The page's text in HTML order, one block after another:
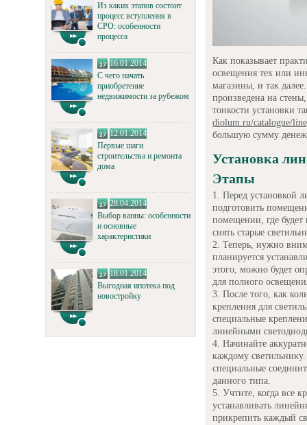
Из каких этапов состоит
процесс вступления в
СРО: особенности
процесса
16.01.2014
С чего начать
приобретение
недвижимости за рубежом
12.01.2014
Первые шаги
строительства и ремонта
дома
28.04.2014
Выбор ванны: особенности
и основные
характеристики
18.01.2014
Выгодная ипотека под
новостройку
Как показывает
освещения тех или
магазины, и так
произведена на
тонкости установки
diolum.ru/catalogue/
большую сумму
Установка
Этапы
Перед установкой
подготовить
помещении, где будет
снять старые
Теперь, нужно
планируется
этого, можно будет
для полного
После того, как
крепления для
специальные
линейными
Начинайте
каждому светильнику.
специальные
данного типа.
Учтите, когда все
устанавливать
прикрепить каждый